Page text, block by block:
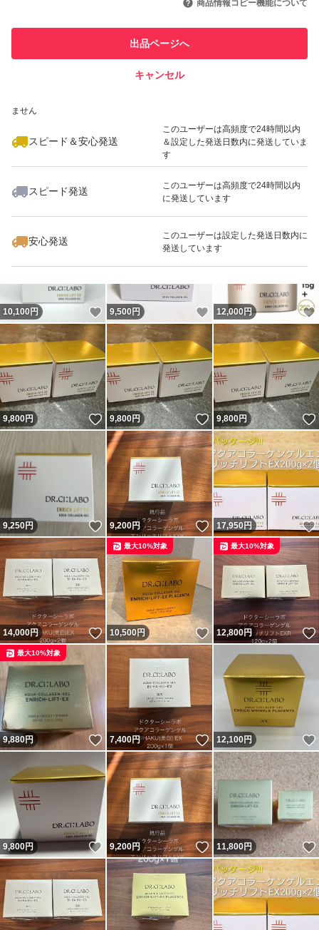
での取引実績があります
ません
スピード＆安心発送
このユーザーは高頻度で24時間以内
＆設定した発送日数内に発送していま
す
スピード発送
このユーザーは高頻度で24時間以内
に発送しています
安心発送
このユーザーは設定した発送日数内に
発送しています
商品情報コピー機能について
出品ページへ
キャンセル
いいね！
9,580
10,100 円 いいね！
9,500 円 いいね！
12,000円
9,800円 いいね！
9,800円 いいね！
9,800円
9,250円 いいね！
9,200円 いいね！
17,950円
14,000円 いいね！
10,500円 いいね！
最大10%対象
12,800円
最大10%対象
9,880円 いいね！
最大10%対象
7,400円 いいね！
12,100円
9,800円 いいね！
9,200円 いいね！
11,800円